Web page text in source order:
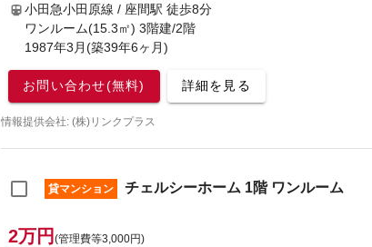
小田急小田原線 / 座間駅 徒歩8分
ワンルーム(15.3㎡) 3階建/2階
1987年3月(築39年6ヶ月)
お問い合わせ(無料) 詳細を見る
情報提供会社: (株)リンクプラス
貸マンション チェルシーホーム 1階 ワンルーム
2万円 (管理費等3,000円)